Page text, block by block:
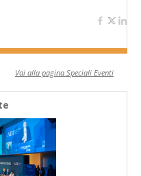
Vai alla pagina Speciali Eventi